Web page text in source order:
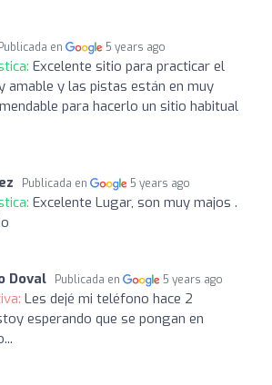
Publicada en 5 years ago
Excelente sitio para practicar el
amable y las pistas están en muy
para hacerlo un sitio habitual
Publicada en 5 years ago
Excelente Lugar, son muy majos .
Doval Publicada en 5 years ago
Les dejé mi teléfono hace 2
esperando que se pongan en